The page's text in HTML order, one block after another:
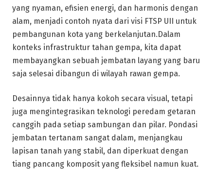
yang nyaman, efisien energi, dan harmonis dengan
alam, menjadi contoh nyata dari visi FTSP UII untuk
pembangunan kota yang berkelanjutan.Dalam
konteks infrastruktur tahan gempa, kita dapat
membayangkan sebuah jembatan layang yang baru
saja selesai dibangun di wilayah rawan gempa.
Desainnya tidak hanya kokoh secara visual, tetapi
juga mengintegrasikan teknologi peredam getaran
canggih pada setiap sambungan dan pilar. Pondasi
jembatan tertanam sangat dalam, menjangkau
lapisan tanah yang stabil, dan diperkuat dengan
tiang pancang komposit yang fleksibel namun kuat.